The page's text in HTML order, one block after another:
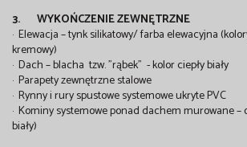
3. WYKOŃCZENIE ZEWNĘTRZNE
· Elewacja – tynk silikatowy/ farba elewacyjna
kremowy)
· Dach – blacha tzw. "rąbek" - kolor ciepły biały
· Parapety zewnętrzne stalowe
· Rynny i rury spustowe systemowe ukryte PVC
· Kominy systemowe ponad dachem murowane –
biały)